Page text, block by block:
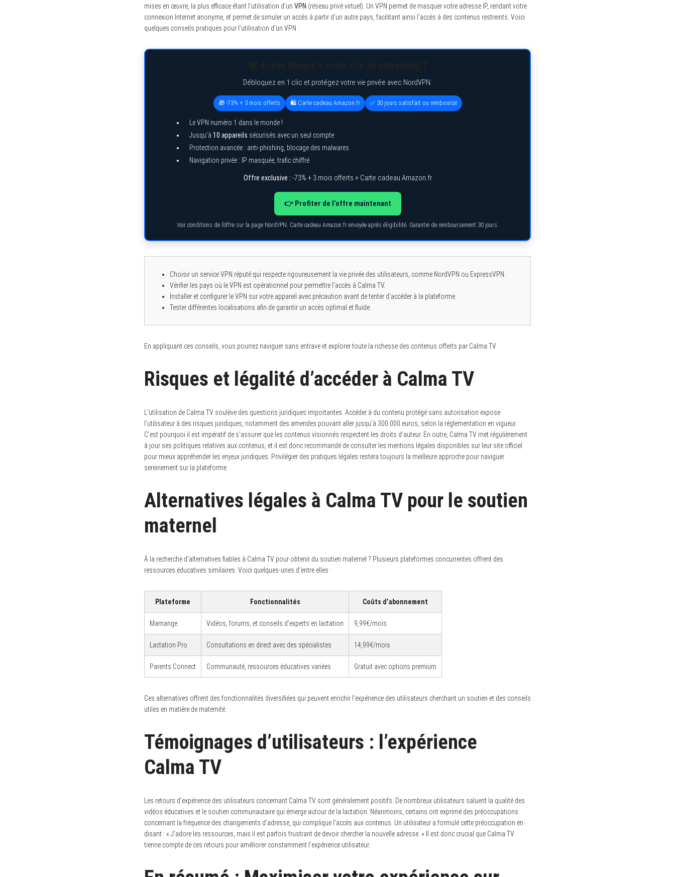
mises en œuvre, la plus efficace étant l’utilisation d’un VPN (réseau privé virtuel). Un VPN permet de masquer votre adresse IP, rendant votre
connexion Internet anonyme, et permet de simuler un accès à partir d’un autre pays, facilitant ainsi l’accès à des contenus restreints. Voici
quelques conseils pratiques pour l’utilisation d’un VPN :
Débloquez en 1 clic et protégez votre vie privée avec NordVPN.
🎁 -73% + 3 mois offerts 🛍️ Carte cadeau Amazon.fr ✅ 30 jours satisfait ou remboursé
Le VPN numéro 1 dans le monde !
Jusqu’à 10 appareils sécurisés avec un seul compte
Protection avancée : anti-phishing, blocage des malwares
Navigation privée : IP masquée, trafic chiffré
Offre exclusive : -73% + 3 mois offerts + Carte cadeau Amazon.fr
👉 Profiter de l’offre maintenant
Voir conditions de l’offre sur la page NordVPN. Carte cadeau Amazon.fr envoyée après éligibilité. Garantie de remboursement 30 jours.
Choisir un service VPN réputé qui respecte rigoureusement la vie privée des utilisateurs, comme NordVPN ou ExpressVPN.
Vérifier les pays où le VPN est opérationnel pour permettre l’accès à Calma TV.
Installer et configurer le VPN sur votre appareil avec précaution avant de tenter d’accéder à la plateforme.
Tester différentes localisations afin de garantir un accès optimal et fluide.
En appliquant ces conseils, vous pourrez naviguer sans entrave et explorer toute la richesse des contenus offerts par Calma TV.
Risques et légalité d’accéder à Calma TV
L’utilisation de Calma TV soulève des questions juridiques importantes. Accéder à du contenu protégé sans autorisation expose
l’utilisateur à des risques juridiques, notamment des amendes pouvant aller jusqu’à 300 000 euros, selon la réglementation en vigueur.
C’est pourquoi il est impératif de s’assurer que les contenus visionnés respectent les droits d’auteur. En outre, Calma TV met régulièrement
à jour ses politiques relatives aux contenus, et il est donc recommandé de consulter les mentions légales disponibles sur leur site officiel
pour mieux appréhender les enjeux juridiques. Privilégier des pratiques légales restera toujours la meilleure approche pour naviguer
sereinement sur la plateforme.
Alternatives légales à Calma TV pour le soutien
maternel
À la recherche d’alternatives fiables à Calma TV pour obtenir du soutien maternel ? Plusieurs plateformes concurrentes offrent des
ressources éducatives similaires. Voici quelques-unes d’entre elles :
Plateforme Fonctionnalités Coûts d’abonnement
Mamange Vidéos, forums, et conseils d’experts en lactation 9,99€/mois
Lactation Pro Consultations en direct avec des spécialistes 14,99€/mois
Parents Connect Communauté, ressources éducatives variées Gratuit avec options premium
Ces alternatives offrent des fonctionnalités diversifiées qui peuvent enrichir l’expérience des utilisateurs cherchant un soutien et des conseils
utiles en matière de maternité.
Témoignages d’utilisateurs : l’expérience
Calma TV
Les retours d’expérience des utilisateurs concernant Calma TV sont généralement positifs. De nombreux utilisateurs saluent la qualité des
vidéos éducatives et le soutien communautaire qui émerge autour de la lactation. Néanmoins, certains ont exprimé des préoccupations
concernant la fréquence des changements d’adresse, qui complique l’accès aux contenus. Un utilisateur a formulé cette préoccupation en
disant : « J’adore les ressources, mais il est parfois frustrant de devoir chercher la nouvelle adresse. » Il est donc crucial que Calma TV
tienne compte de ces retours pour améliorer constamment l’expérience utilisateur.